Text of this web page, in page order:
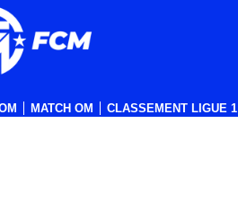
MATCH OM CLASSEMENT LIGUE 1